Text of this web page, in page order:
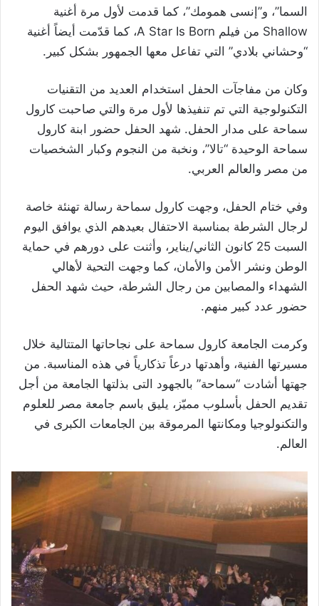
السما”، و”إنسى همومك”، كما قدمت لأول مرة أغنية
Shallow من فيلم A Star Is Born، كما قدّمت أيضاً أغنية
“وحشاني بلادي” التي تفاعل معها الجمهور بشكل كبير.
وكان من مفاجآت الحفل استخدام العديد من التقنيات
التكنولوجية التي تم تنفيذها لأول مرة والتي صاحبت كارول
سماحة على مدار الحفل. شهد الحفل حضور ابنة كارول
سماحة الوحيدة “تالا”، ونخبة من النجوم وكبار الشخصيات
من مصر والعالم العربي.
وفي ختام الحفل، وجهت كارول سماحة رسالة تهنئة خاصة
لرجال الشرطة بمناسبة الاحتفال بعيدهم الذي يوافق اليوم
السبت 25 كانون الثاني/يناير، وأثنت على دورهم في حماية
الوطن ونشر الأمن والأمان، كما وجهت التحية لأهالي
الشهداء والمصابين من رجال الشرطة، حيث شهد الحفل
حضور عدد كبير منهم.
وكرمت الجامعة كارول سماحة على نجاحاتها المتتالية خلال
مسيرتها الفنية، وأهدتها درعاً تذكارياً في هذه المناسبة. من
جهتها أشادت “سماحة” بالجهود التى بذلتها الجامعة من أجل
تقديم الحفل بأسلوب مميّز، يليق باسم جامعة مصر للعلوم
والتكنولوجيا ومكانتها المرموقة بين الجامعات الكبرى في
العالم.